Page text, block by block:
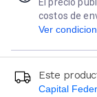
El precio
costos de
Ver
Este
Capital